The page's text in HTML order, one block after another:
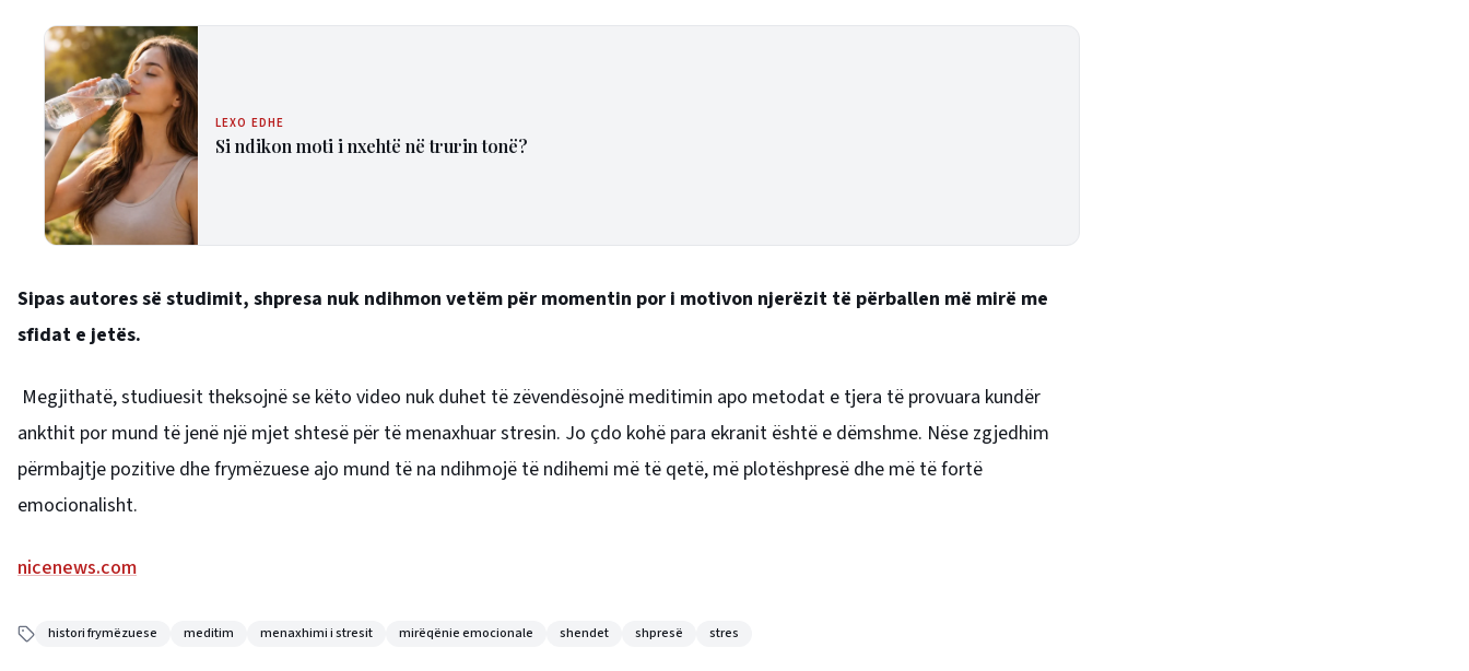
LEXO EDHE
Si ndikon moti i nxehtë në trurin tonë?
Sipas autores së studimit, shpresa nuk ndihmon vetëm për momentin por i motivon njerëzit të përballen më mirë me
sfidat e jetës.
Megjithatë, studiuesit theksojnë se këto video nuk duhet të zëvendësojnë meditimin apo metodat e tjera të provuara kundër
ankthit por mund të jenë një mjet shtesë për të menaxhuar stresin. Jo çdo kohë para ekranit është e dëmshme. Nëse zgjedhim
përmbajtje pozitive dhe frymëzuese ajo mund të na ndihmojë të ndihemi më të qetë, më plotëshpresë dhe më të fortë
emocionalisht.
nicenews.com
histori frymëzuese meditim menaxhimi i stresit mirëqënie emocionale shendet shpresë stres